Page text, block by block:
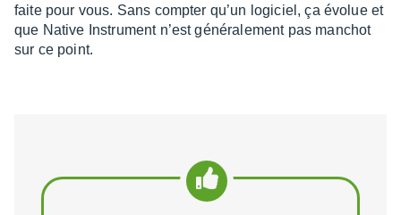
faite pour vous. Sans comp­ter qu’un logi­ciel, ça évolue et
que Native Instru­ment n’est géné­ra­le­ment pas manchot
sur ce point.